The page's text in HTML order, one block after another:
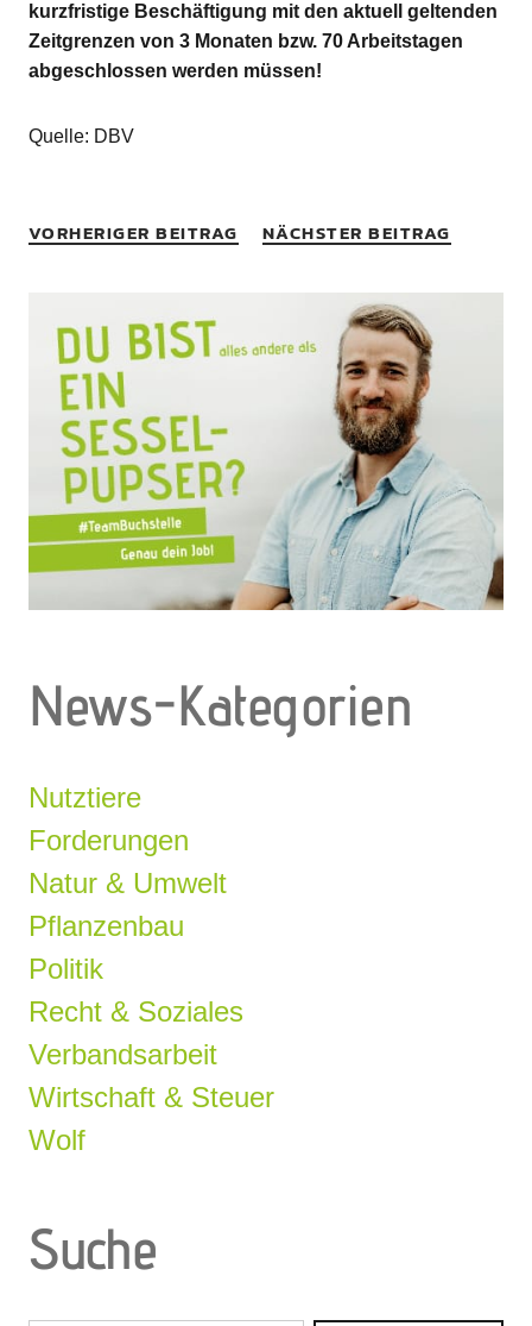
kurzfristige Beschäftigung mit den aktuell geltenden
Zeitgrenzen von 3 Monaten bzw. 70 Arbeitstagen
abgeschlossen werden müssen!
Quelle: DBV
VORHERIGER BEITRAG NÄCHSTER BEITRAG
News-Kategorien
Nutztiere
Forderungen
Natur & Umwelt
Pflanzenbau
Politik
Recht & Soziales
Verbandsarbeit
Wirtschaft & Steuer
Wolf
Suche